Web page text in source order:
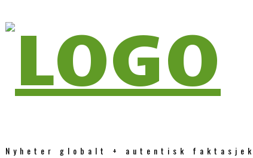
Nyheter globalt + autentisk